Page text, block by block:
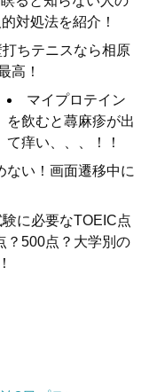
対処法を紹介！
打ちテニスなら相原
高！
マイプロテイン
を飲むと蕁麻疹が出
て痒い、、、！！
ない！画面遷移中に
に必要なTOEIC点
？500点？大学別の